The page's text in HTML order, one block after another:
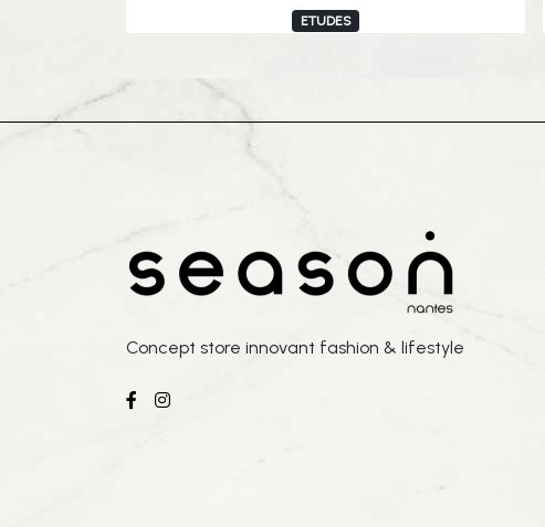
ETUDES
Concept store innovant fashion & lifestyle